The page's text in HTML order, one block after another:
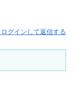
ログインして返信する